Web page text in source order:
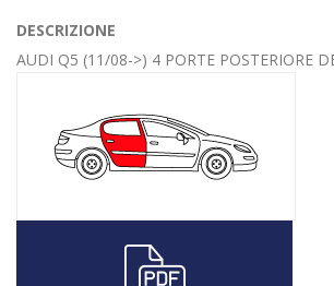
DESCRIZIONE
AUDI Q5 (11/08->) 4 PORTE POSTERIORE